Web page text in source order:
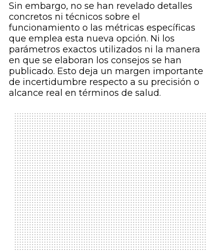
Sin embargo, no se han revelado detalles
concretos ni técnicos sobre el
funcionamiento o las métricas específicas
que emplea esta nueva opción. Ni los
parámetros exactos utilizados ni la manera
en que se elaboran los consejos se han
publicado. Esto deja un margen importante
de incertidumbre respecto a su precisión o
alcance real en términos de salud.